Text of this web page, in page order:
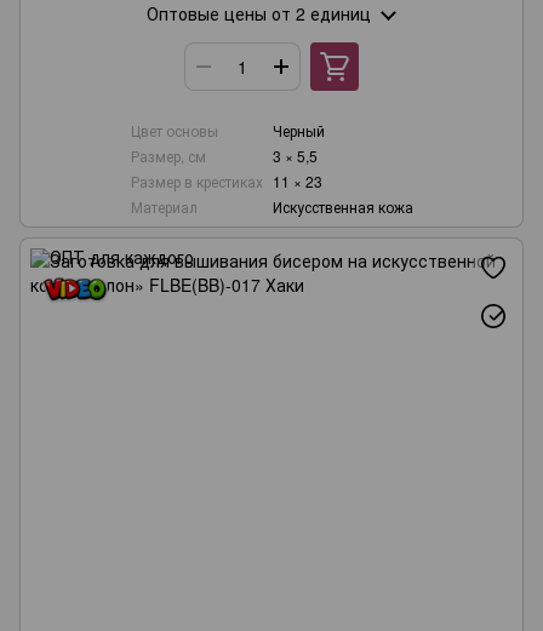
Оптовые цены от 2 единиц
Цвет основы
Черный
Размер, см
3 × 5,5
Размер в крестиках 11 × 23
Материал
Искусственная кожа